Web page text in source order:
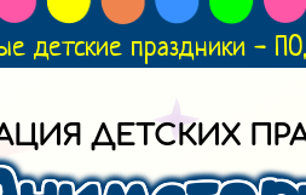
детские праздники -
ДЕТСКИХ